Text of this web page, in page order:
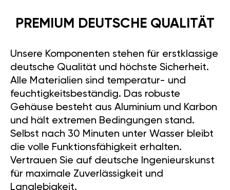
PREMIUM DEUTSCHE QUALITÄT
Unsere Komponenten stehen für erstklassige
deutsche Qualität und höchste Sicherheit.
Alle Materialien sind temperatur- und
feuchtigkeitsbeständig. Das robuste
Gehäuse besteht aus Aluminium und Karbon
und hält extremen Bedingungen stand.
Selbst nach 30 Minuten unter Wasser bleibt
die volle Funktionsfähigkeit erhalten.
Vertrauen Sie auf deutsche Ingenieurskunst
für maximale Zuverlässigkeit und
Langlebigkeit.